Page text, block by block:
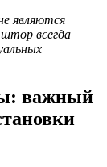
являются
всегда
важный